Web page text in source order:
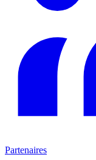
Partenaires